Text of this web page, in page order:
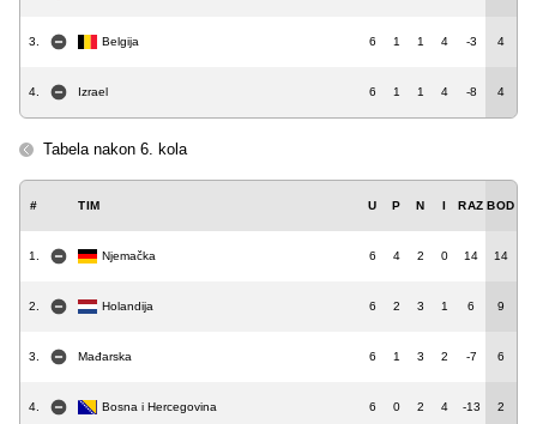
3. Belgija 6 1 1 4 -3 4
4. Izrael 6 1 1 4 -8 4
Tabela nakon 6. kola
# TIM U P N I RAZ BOD
1. Njemačka 6 4 2 0 14 14
2. Holandija 6 2 3 1 6 9
3. Mađarska 6 1 3 2 -7 6
4. Bosna i Hercegovina 6 0 2 4 -13 2